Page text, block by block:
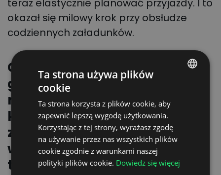
okazał się milowy krok przy obsłudze
codziennych załadunków.
Często słyszymy, że jedną z
głównych bolączek
managerów jest
komunikacja na linii
załadowca i przewoźnik. Czy
wdrożenie DS poprawiło też
ten element?
ENGLISH
UKRAINIAN
Ta strona używa plików
cookie
Ta strona korzysta z plików cookie, aby
zapewnić lepszą wygodę użytkowania.
Korzystając z tej strony, wyrażasz zgodę
na używanie przez nas wszystkich plików
cookie zgodnie z warunkami naszej
polityki plików cookie. Dowiedz się więcej